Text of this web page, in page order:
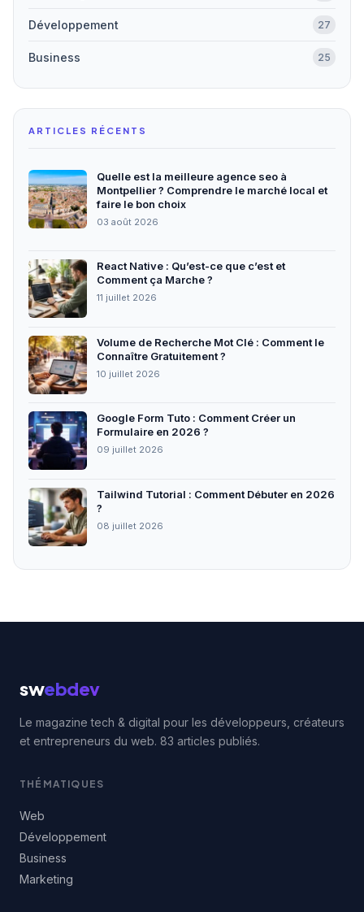
Développement 27
Business 25
ARTICLES RÉCENTS
Quelle est la meilleure agence seo à
Montpellier ? Comprendre le marché local et
faire le bon choix
03 août 2026
React Native : Qu’est-ce que c’est et
Comment ça Marche ?
11 juillet 2026
Volume de Recherche Mot Clé : Comment le
Connaître Gratuitement ?
10 juillet 2026
Google Form Tuto : Comment Créer un
Formulaire en 2026 ?
09 juillet 2026
Tailwind Tutorial : Comment Débuter en 2026
?
08 juillet 2026
swebdev
Le magazine tech & digital pour les développeurs, créateurs
et entrepreneurs du web. 83 articles publiés.
THÉMATIQUES
Web
Développement
Business
Marketing